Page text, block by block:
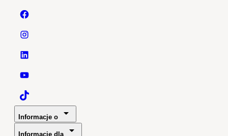
Politechnika Gdańska - Facebook
Politechnika Gdańska - Instagram
Politechnika Gdańska - LinkedIn
Politechnika Gdańska - YouTube
Politechnika Gdańska - TaikTok
Informacje o
Informacje dla